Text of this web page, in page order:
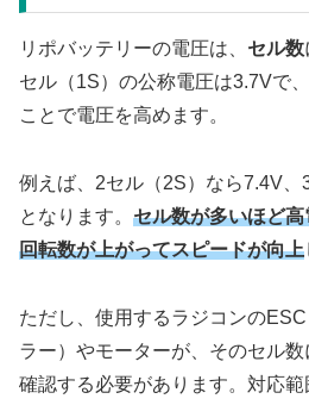
リポバッテリーの電圧は、 セル数
セル（1S）の公称電圧は3.7Vで
ことで電圧を高めます。
例えば、2セル（2S）なら7.4V
となります。 セル数が多いほど
回転数が上がってスピードが向上
ただし、使用するラジコンの
ラー）やモーターが、そのセル
確認する必要があります。対応